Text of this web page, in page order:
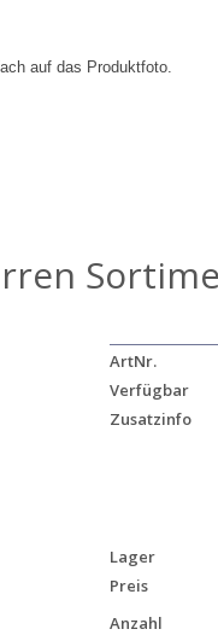
auf das Produktfoto.
ArtNr.
Verfügbar
Zusatzinfo
Lager
Preis
Anzahl